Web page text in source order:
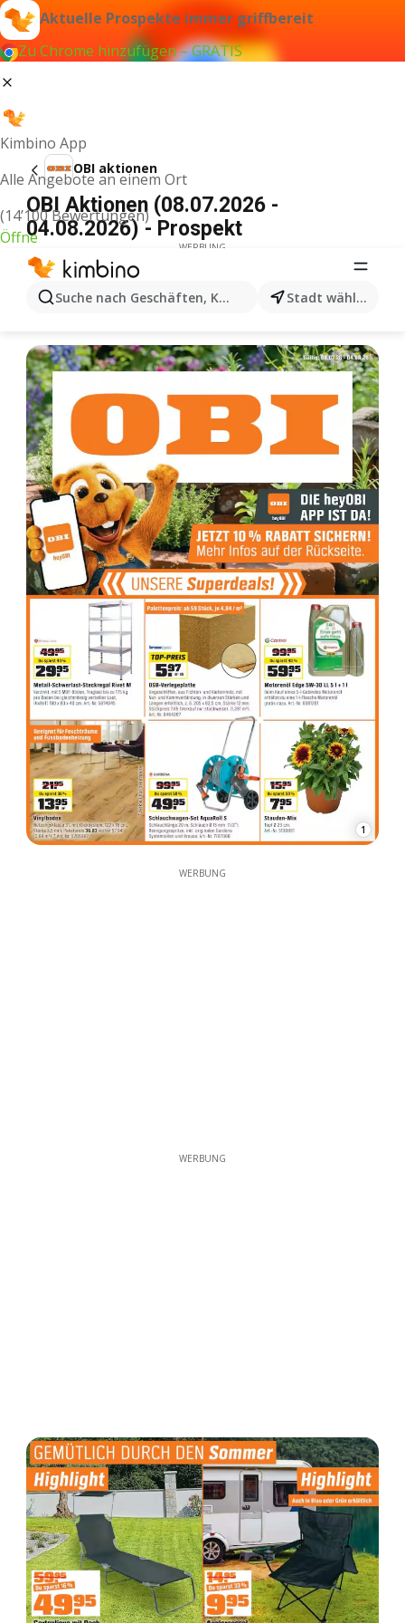
Aktuelle Prospekte immer griffbereit
Zu Chrome hinzufügen – GRATIS
Kimbino App
Alle Angebote an einem Ort
(14’100 Bewertungen)
Öffne
Suche nach Geschäften, Kategorien, Produkten...
Stadt wählen
OBI aktionen
OBI Aktionen (08.07.2026 -
04.08.2026) - Prospekt
WERBUNG
1
WERBUNG
WERBUNG